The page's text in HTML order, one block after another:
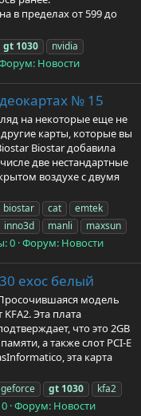
в пределах от 599 до
gt 1030
nvidia
Новости
№ 15
на некоторые еще не
карты, которые вы
Biostar добавила
две нестандартные
воздухе с двумя
biostar cat
emtek
inno3d manli
maxsun
0 Форум: Новости
exoc белый
Просочившаяся модель
Эта плата
что это 2GB
а также слот PCI-E
эта карта
geforce gt 1030
kfa2
Форум: Новости